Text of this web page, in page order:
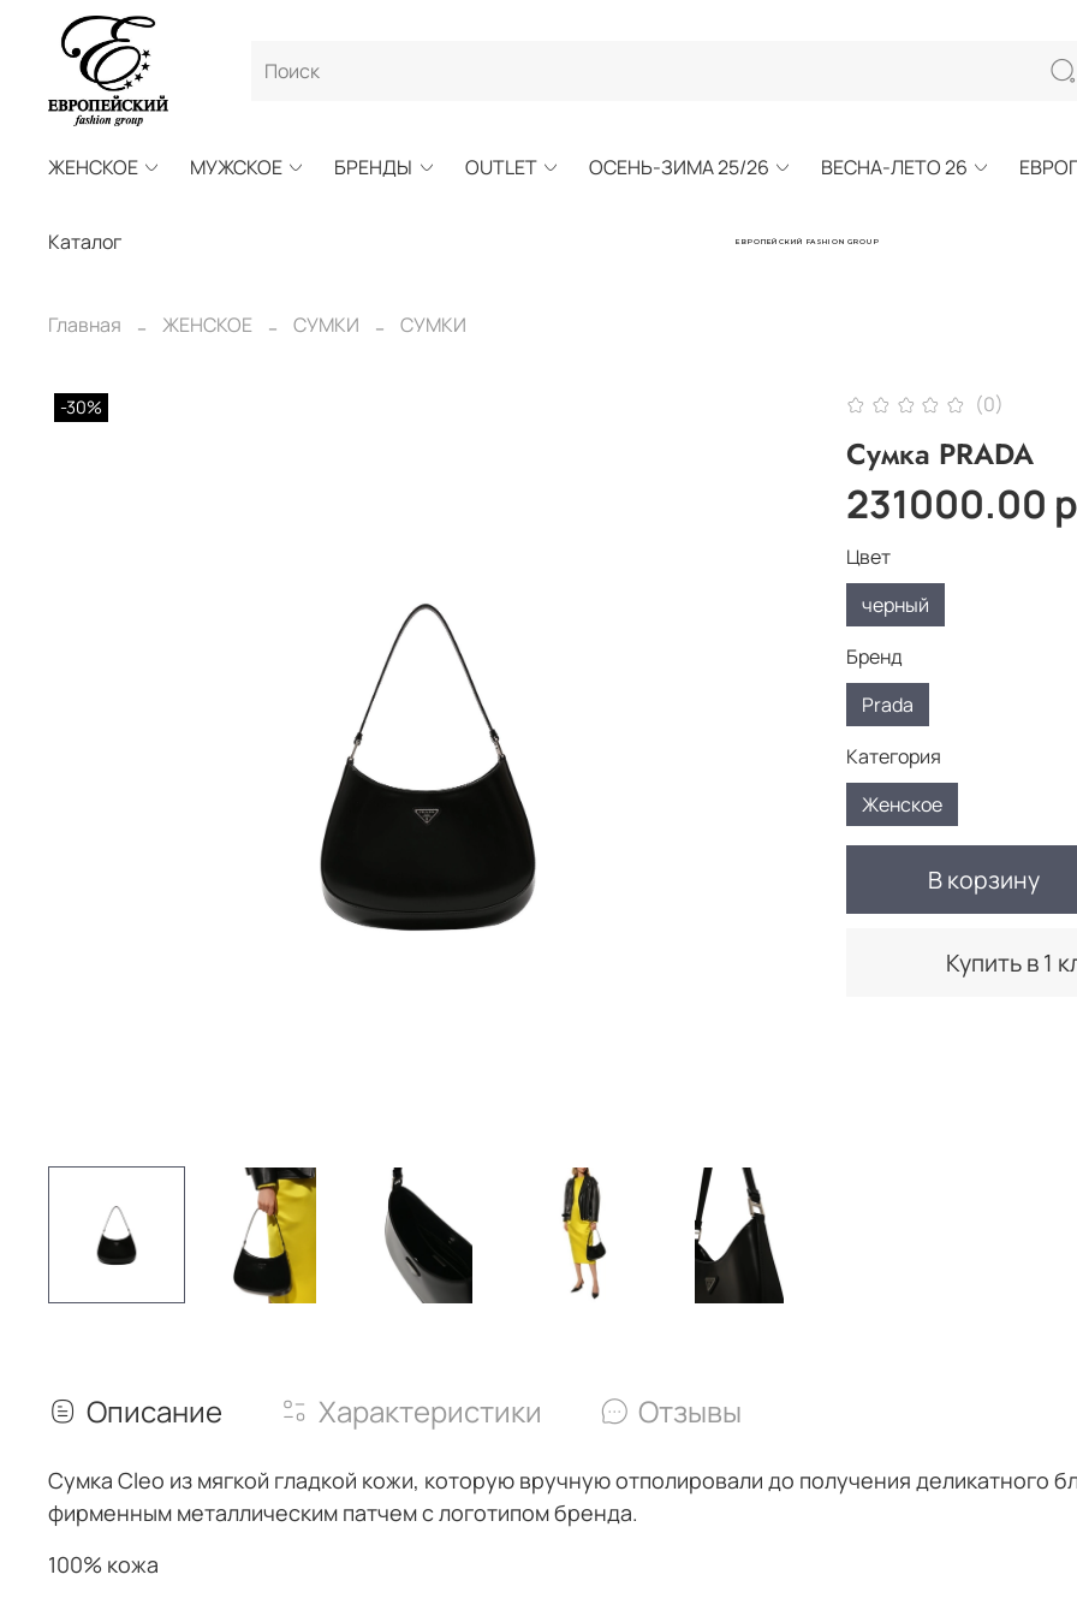
ЖЕНСКОЕ МУЖСКОЕ БРЕНДЫ OUTLET ОСЕНЬ-ЗИМА 25/26 ВЕСНА-ЛЕТО 26
ЕВРОПЕЙСКИЙ FASHION GROUP
Каталог
Главная ЖЕНСКОЕ СУМКИ СУМКИ
-30% (0)
Сумка PRADA
231000.00
В корзину
Купить в 1
Цвет
черный
Бренд
Prada
Категория
Женское
Описание Характеристики Отзывы
Сумка Cleo из мягкой гладкой кожи, которую вручную отполировали до получения деликатного
фирменным металлическим патчем с логотипом бренда.
100% кожа